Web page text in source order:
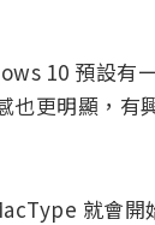
10 預設有
更明顯，有
就會